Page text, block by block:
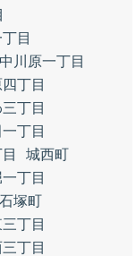
目
中川原一丁目
丁目
丁目
丁目
城西町
丁目
石塚町
丁目
丁目